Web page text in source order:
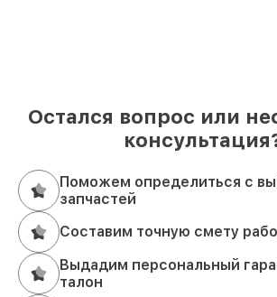
Остался вопрос или
Поможем определиться с
запчастей
Составим точную смету
Выдадим персональный
талон